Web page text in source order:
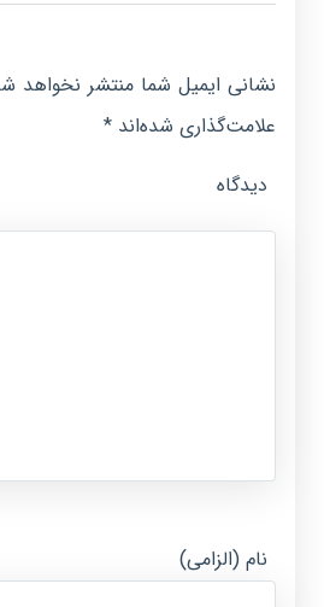
نشانی ایمیل شما منتشر نخواهد
علامت‌گذاری شده‌اند*
دیدگاه
نام (الزامی)